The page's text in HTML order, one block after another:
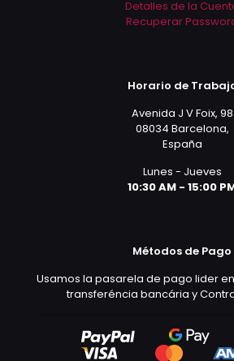
Detalles de la
Recuperar
Horario de
Avenida J V Foix, 98
08034 Barcelona,
España
Lunes - Jueves
10:30 AM - 15:00
Métodos de Pago
Usamos la pasarela de pago lider
transferéncia bancária y